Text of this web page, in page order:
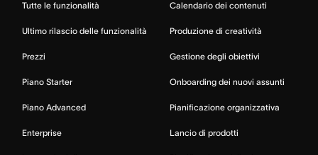
Tutte le funzionalità
Ultimo rilascio delle funzionalità
Prezzi
Piano Starter
Piano Advanced
Enterprise
Calendario dei contenuti
Produzione di creatività
Gestione degli obiettivi
Onboarding dei nuovi assunti
Pianificazione organizzativa
Lancio di prodotti